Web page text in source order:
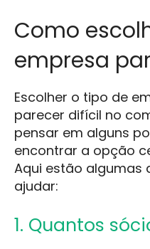
Como
empresa
Escolher o tipo de
parecer difícil no
pensar em alguns
encontrar a opção
Aqui estão algumas
ajudar:
1. Quantos